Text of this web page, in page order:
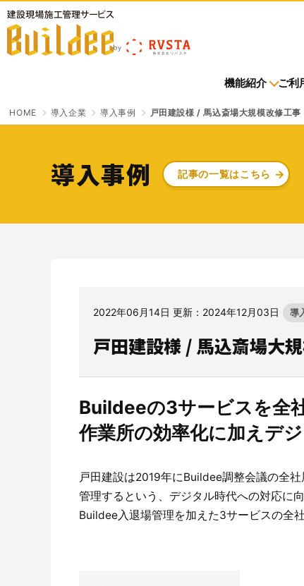
機能紹介
進捗・歩掛
ご利
進捗・歩掛会員規約
イベント
さよなら、紙マニフェスト
CO₂排出量を「見える化」してみる？
建設業界に特化したCO₂排出量の算出・可視化が可能
な新しいクラウドサービスです。
サービスサイトを見る
HOME 導入企業 導入事例 戸田建設様 / 馬込斎場大規模改修工事
導入事例 記事の一覧はこちら
2022年06月14日 更新：2024年12月03日 導
戸田建設様 / 馬込斎場大
Buildeeの3サービスを全
作業所の効率化に加えデ
戸田建設は2019年にBuildee調整会議の全
管理するという、デジタル時代への対応に
Buildee入退場管理を加えた3サービスの全